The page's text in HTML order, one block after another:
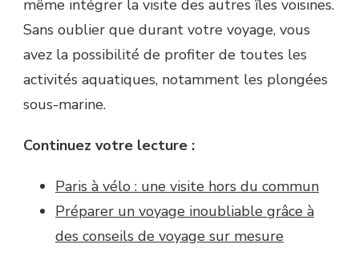
même intégrer la visite des autres îles voisines.
Sans oublier que durant votre voyage, vous
avez la possibilité de profiter de toutes les
activités aquatiques, notamment les plongées
sous-marine.
Continuez votre lecture :
Paris à vélo : une visite hors du commun
Préparer un voyage inoubliable grâce à
des conseils de voyage sur mesure